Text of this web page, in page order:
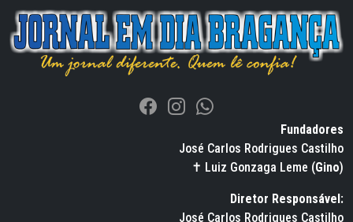
Fundadores
José Carlos Rodrigues Castilho
✝ Luiz Gonzaga Leme (Gino)
Diretor Responsável:
José Carlos Rodrigues Castilho